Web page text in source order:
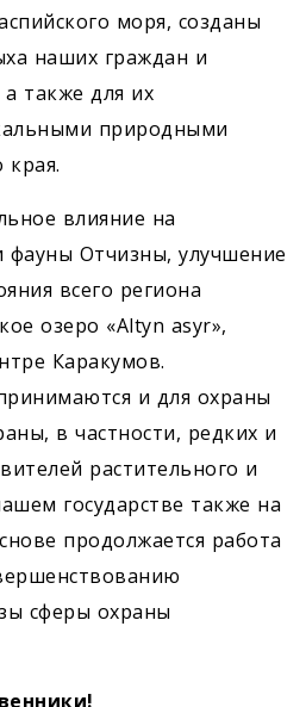
моря, созданы
наших граждан и
также для их
природными
края.
влияние на
Отчизны, улучшение
всего региона
озеро «Altyn asyr»,
Каракумов.
и для охраны
в частности, редких и
растительного и
государстве также на
продолжается работа
сферы охраны